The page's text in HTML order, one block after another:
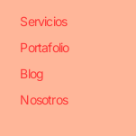
Servicios
Portafolio
Blog
Nosotros